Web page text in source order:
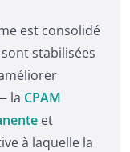
est consolidé
stabilisées
la CPAM
et
à laquelle la